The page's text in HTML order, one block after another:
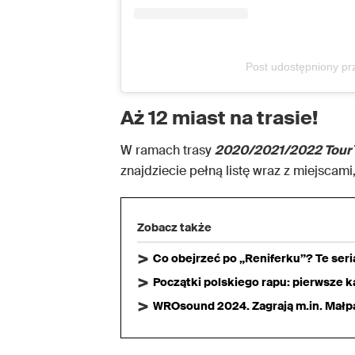
Post udostępniony
Aż 12 miast na trasie!
W ramach trasy2020/2021/2022 Tour
znajdziecie pełną listę wraz z
Zobacz także
Co obejrzeć po „Reniferku”? Te
Początki polskiego rapu: pierwsze
WROsound 2024. Zagrają m.in.